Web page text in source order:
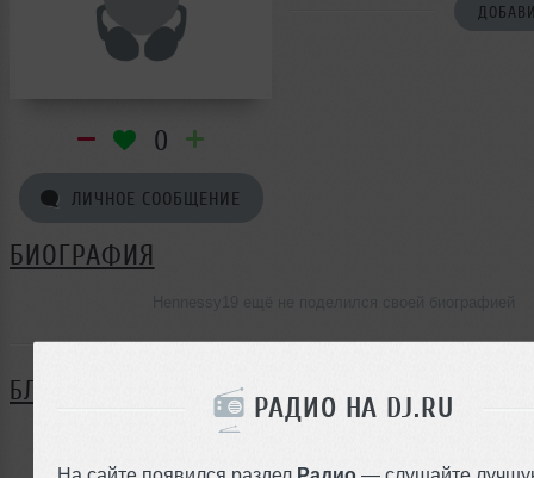
РАДИО НА DJ.RU
На сайте появился раздел Радио — слушайте
0
ЛИЧНОЕ СООБЩЕНИЕ
БИОГРАФИЯ
БЛОГ